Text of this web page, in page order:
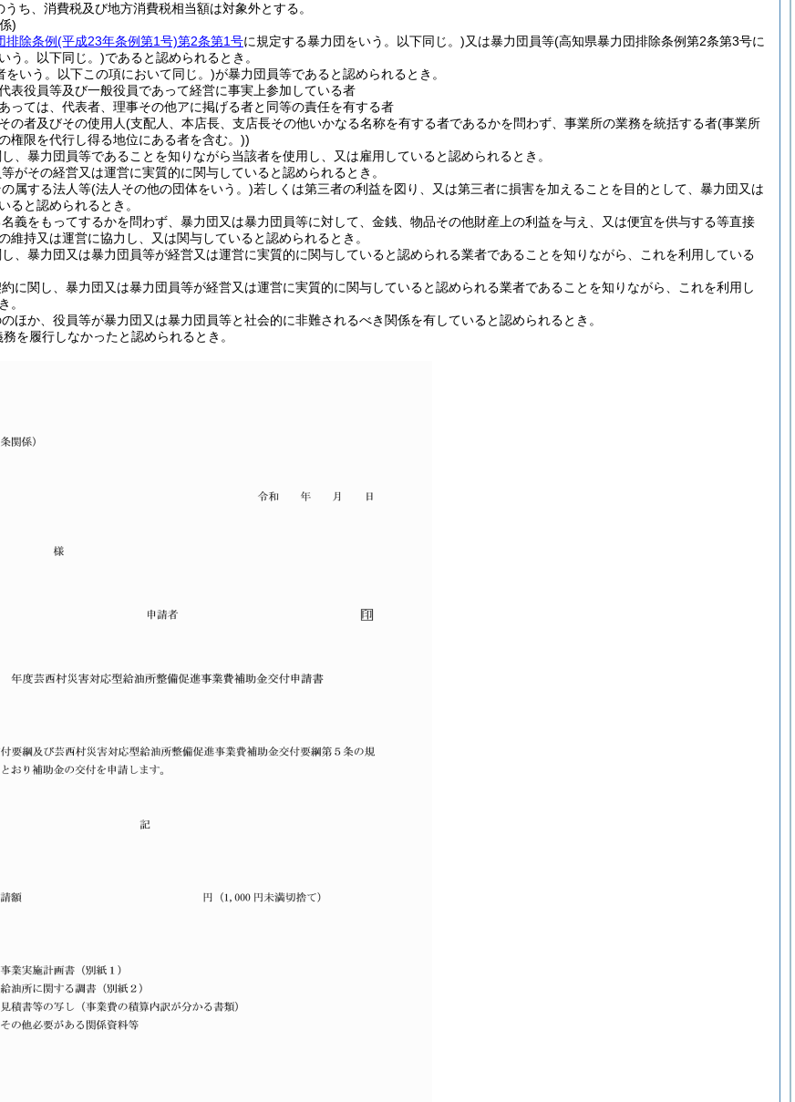
ち、消費税及び地方消費税相当額は対象外とする。
)
排除条例(平成23年条例第1号)第2条第1号に規定する暴力団をいう。以下同じ。)又は暴力団員等(高知県暴力団排除条例第2条第3号に
う。以下同じ。)であると認められるとき。
いう。以下この項において同じ。)が暴力団員等であると認められるとき。
役員等及び一般役員であって経営に事実上参加している者
ては、代表者、理事その他アに掲げる者と同等の責任を有する者
者及びその使用人(支配人、本店長、支店長その他いかなる名称を有する者であるかを問わず、事業所の業務を統括する者(事業所
権限を代行し得る地位にある者を含む。))
暴力団員等であることを知りながら当該者を使用し、又は雇用していると認められるとき。
その経営又は運営に実質的に関与していると認められるとき。
属する法人等(法人その他の団体をいう。)若しくは第三者の利益を図り、又は第三者に損害を加えることを目的として、暴力団又は
ると認められるとき。
義をもってするかを問わず、暴力団又は暴力団員等に対して、金銭、物品その他財産上の利益を与え、又は便宜を供与する等直接
維持又は運営に協力し、又は関与していると認められるとき。
、暴力団又は暴力団員等が経営又は運営に実質的に関与していると認められる業者であることを知りながら、これを利用している
に関し、暴力団又は暴力団員等が経営又は運営に実質的に関与していると認められる業者であることを知りながら、これを利用し
。
か、役員等が暴力団又は暴力団員等と社会的に非難されるべき関係を有していると認められるとき。
を履行しなかったと認められるとき。